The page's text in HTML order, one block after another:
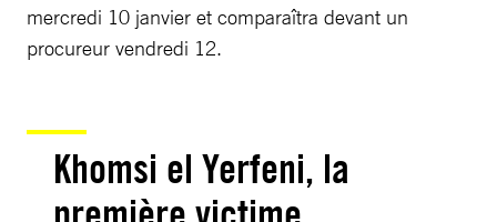
mercredi 10 janvier et comparaîtra devant un
procureur vendredi 12.
Khomsi el Yerfeni, la